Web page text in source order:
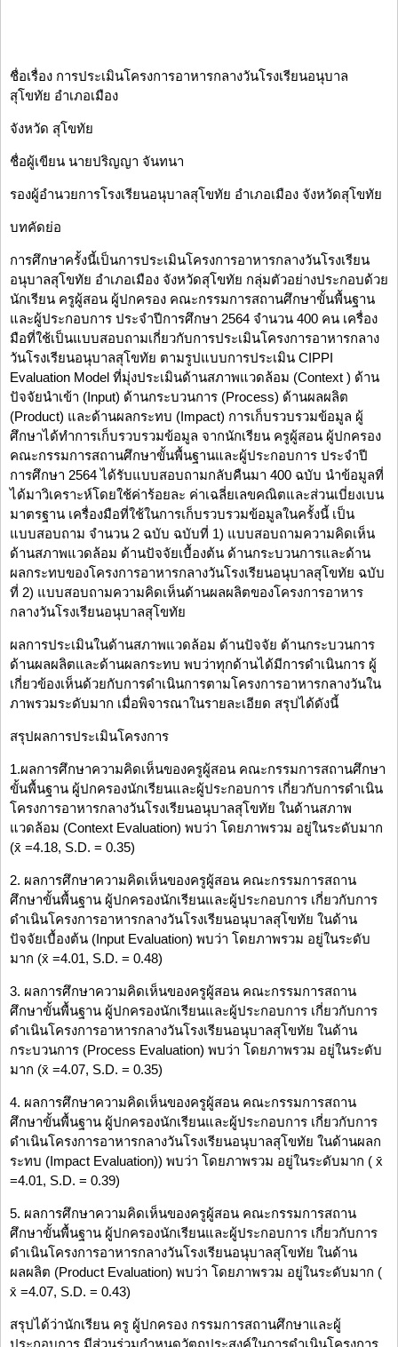
ชื่อเรื่อง การประเมินโครงการอาหารกลางวันโรงเรียนอนุบาล
สุโขทัย อำเภอเมือง
จังหวัด สุโขทัย
ชื่อผู้เขียน นายปริญญา จันทนา
รองผู้อำนวยการโรงเรียนอนุบาลสุโขทัย อำเภอเมือง จังหวัดสุโขทัย
บทคัดย่อ
การศึกษาครั้งนี้เป็นการประเมินโครงการอาหารกลางวันโรงเรียน
อนุบาลสุโขทัย อำเภอเมือง จังหวัดสุโขทัย กลุ่มตัวอย่างประกอบด้วย
นักเรียน ครูผู้สอน ผู้ปกครอง คณะกรรมการสถานศึกษาขั้นพื้นฐาน
และผู้ประกอบการ ประจำปีการศึกษา 2564 จำนวน 400 คน เครื่อง
มือที่ใช้เป็นแบบสอบถามเกี่ยวกับการประเมินโครงการอาหารกลาง
วันโรงเรียนอนุบาลสุโขทัย ตามรูปแบบการประเมิน CIPPI
Evaluation Model ที่มุ่งประเมินด้านสภาพแวดล้อม (Context ) ด้าน
ปัจจัยนำเข้า (Input) ด้านกระบวนการ (Process) ด้านผลผลิต
(Product) และด้านผลกระทบ (Impact) การเก็บรวบรวมข้อมูล ผู้
ศึกษาได้ทำการเก็บรวบรวมข้อมูล จากนักเรียน ครูผู้สอน ผู้ปกครอง
คณะกรรมการสถานศึกษาขั้นพื้นฐานและผู้ประกอบการ ประจำปี
การศึกษา 2564 ได้รับแบบสอบถามกลับคืนมา 400 ฉบับ นำข้อมูลที่
ได้มาวิเคราะห์โดยใช้ค่าร้อยละ ค่าเฉลี่ยเลขคณิตและส่วนเบี่ยงเบน
มาตรฐาน เครื่องมือที่ใช้ในการเก็บรวบรวมข้อมูลในครั้งนี้ เป็น
แบบสอบถาม จำนวน 2 ฉบับ ฉบับที่ 1) แบบสอบถามความคิดเห็น
ด้านสภาพแวดล้อม ด้านปัจจัยเบื้องต้น ด้านกระบวนการและด้าน
ผลกระทบของโครงการอาหารกลางวันโรงเรียนอนุบาลสุโขทัย ฉบับ
ที่ 2) แบบสอบถามความคิดเห็นด้านผลผลิตของโครงการอาหาร
กลางวันโรงเรียนอนุบาลสุโขทัย
ผลการประเมินในด้านสภาพแวดล้อม ด้านปัจจัย ด้านกระบวนการ
ด้านผลผลิตและด้านผลกระทบ พบว่าทุกด้านได้มีการดำเนินการ ผู้
เกี่ยวข้องเห็นด้วยกับการดำเนินการตามโครงการอาหารกลางวันใน
ภาพรวมระดับมาก เมื่อพิจารณาในรายละเอียด สรุปได้ดังนี้
สรุปผลการประเมินโครงการ
1.ผลการศึกษาความคิดเห็นของครูผู้สอน คณะกรรมการสถานศึกษา
ขั้นพื้นฐาน ผู้ปกครองนักเรียนและผู้ประกอบการ เกี่ยวกับการดำเนิน
โครงการอาหารกลางวันโรงเรียนอนุบาลสุโขทัย ในด้านสภาพ
แวดล้อม (Context Evaluation) พบว่า โดยภาพรวม อยู่ในระดับมาก
(x̄ =4.18, S.D. = 0.35)
2. ผลการศึกษาความคิดเห็นของครูผู้สอน คณะกรรมการสถาน
ศึกษาขั้นพื้นฐาน ผู้ปกครองนักเรียนและผู้ประกอบการ เกี่ยวกับการ
ดำเนินโครงการอาหารกลางวันโรงเรียนอนุบาลสุโขทัย ในด้าน
ปัจจัยเบื้องต้น (Input Evaluation) พบว่า โดยภาพรวม อยู่ในระดับ
มาก (x̄ =4.01, S.D. = 0.48)
3. ผลการศึกษาความคิดเห็นของครูผู้สอน คณะกรรมการสถาน
ศึกษาขั้นพื้นฐาน ผู้ปกครองนักเรียนและผู้ประกอบการ เกี่ยวกับการ
ดำเนินโครงการอาหารกลางวันโรงเรียนอนุบาลสุโขทัย ในด้าน
กระบวนการ (Process Evaluation) พบว่า โดยภาพรวม อยู่ในระดับ
มาก (x̄ =4.07, S.D. = 0.35)
4. ผลการศึกษาความคิดเห็นของครูผู้สอน คณะกรรมการสถาน
ศึกษาขั้นพื้นฐาน ผู้ปกครองนักเรียนและผู้ประกอบการ เกี่ยวกับการ
ดำเนินโครงการอาหารกลางวันโรงเรียนอนุบาลสุโขทัย ในด้านผลก
ระทบ (Impact Evaluation)) พบว่า โดยภาพรวม อยู่ในระดับมาก ( x̄
=4.01, S.D. = 0.39)
5. ผลการศึกษาความคิดเห็นของครูผู้สอน คณะกรรมการสถาน
ศึกษาขั้นพื้นฐาน ผู้ปกครองนักเรียนและผู้ประกอบการ เกี่ยวกับการ
ดำเนินโครงการอาหารกลางวันโรงเรียนอนุบาลสุโขทัย ในด้าน
ผลผลิต (Product Evaluation) พบว่า โดยภาพรวม อยู่ในระดับมาก (
x̄ =4.07, S.D. = 0.43)
สรุปได้ว่านักเรียน ครู ผู้ปกครอง กรรมการสถานศึกษาและผู้